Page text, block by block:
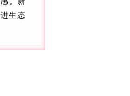
生态